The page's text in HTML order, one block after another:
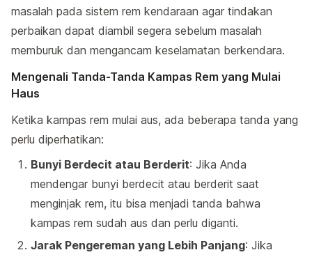
masalah pada sistem rem kendaraan agar tindakan
perbaikan dapat diambil segera sebelum masalah
memburuk dan mengancam keselamatan berkendara.
Mengenali Tanda-Tanda Kampas Rem yang Mulai
Haus
Ketika kampas rem mulai aus, ada beberapa tanda yang
perlu diperhatikan:
Bunyi Berdecit atau Berderit: Jika Anda
mendengar bunyi berdecit atau berderit saat
menginjak rem, itu bisa menjadi tanda bahwa
kampas rem sudah aus dan perlu diganti.
Jarak Pengereman yang Lebih Panjang: Jika